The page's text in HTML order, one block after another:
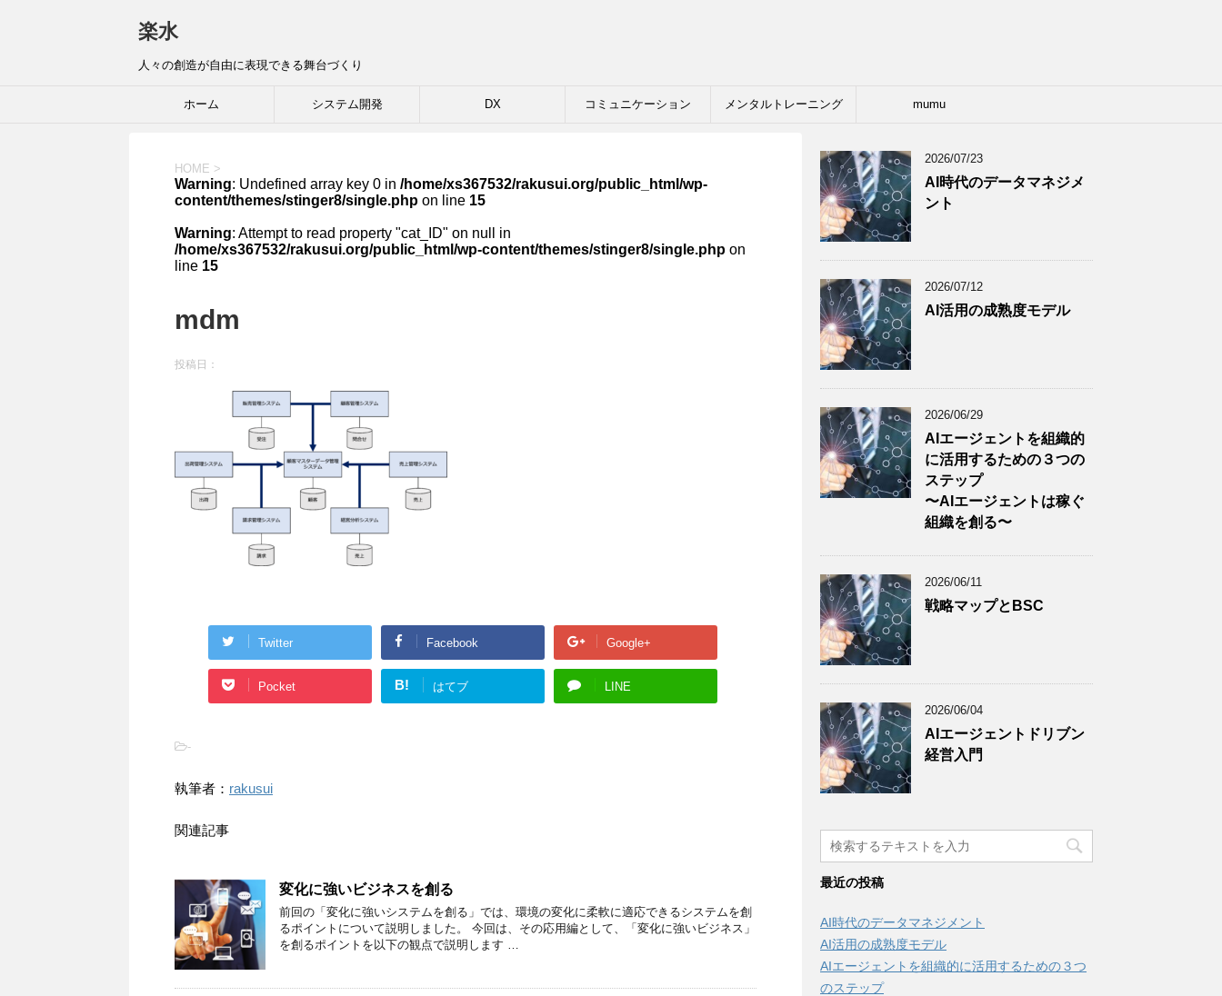
楽水
人々の創造が自由に表現できる舞台づくり
ホーム システム開発 DX コミュニケーション メンタルトレーニング mumu
HOME >
Warning: Undefined array key 0 in /home/xs367532/rakusui.org/public_html/wp-
content/themes/stinger8/single.php on line 15
Warning: Attempt to read property "cat_ID" on null in
/home/xs367532/rakusui.org/public_html/wp-content/themes/stinger8/single.php on
line 15
mdm
投稿日：
Twitter Facebook Google+
Pocket B! はてブ LINE
-
執筆者： rakusui
関連記事
変化に強いビジネスを創る
前回の「変化に強いシステムを創る」では、環境の変化に柔軟に適応できるシステムを創
るポイントについて説明しました。 今回は、その応用編として、「変化に強いビジネス」
を創るポイントを以下の観点で説明します …
2026/07/23
AI時代のデータマネジメ
ント
2026/07/12
AI活用の成熟度モデル
2026/06/29
AIエージェントを組織的
に活用するための３つの
ステップ
〜AIエージェントは稼ぐ
組織を創る〜
2026/06/11
戦略マップとBSC
2026/06/04
AIエージェントドリブン
経営入門
最近の投稿
AI時代のデータマネジメント
AI活用の成熟度モデル
AIエージェントを組織的に活用するための３つ
のステップ